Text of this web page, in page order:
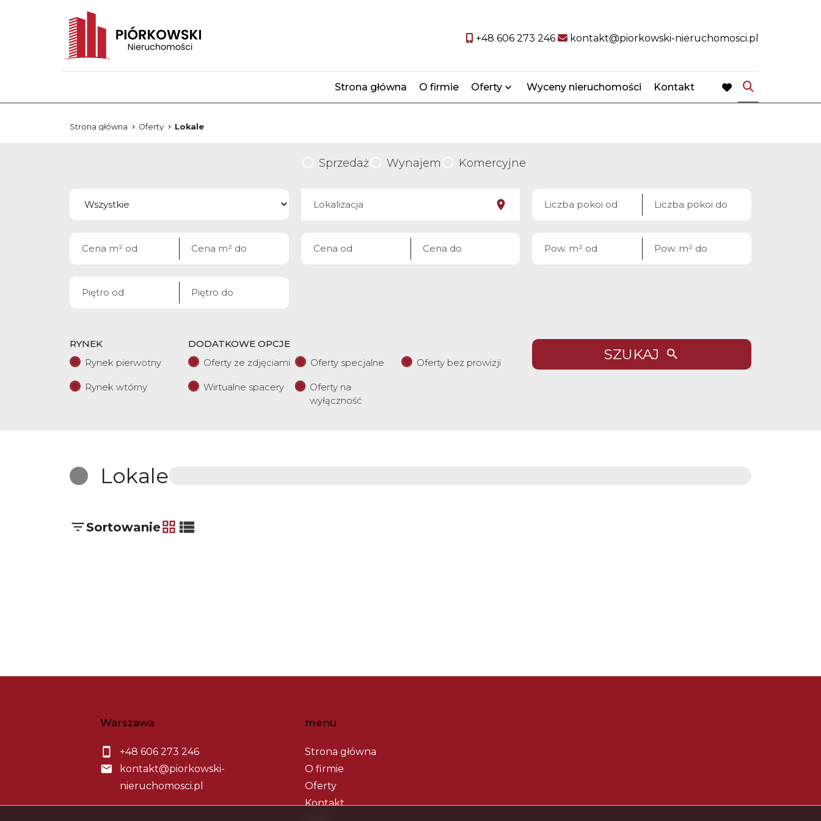
+48 606 273 246 kontakt@piorkowski-nieruchomosci.pl
Strona główna O firmie Oferty Wyceny nieruchomości Kontakt
favorite
Strona główna Oferty Lokale
Sprzedaż Wynajem Komercyjne
RYNEK
Rynek pierwotny
Rynek wtórny
DODATKOWE OPCJE
Oferty ze zdjęciami
Oferty specjalne Oferty bez prowizji
Wirtualne spacery
Oferty na
wyłączność
SZUKAJ
Lokale
Sortowanie
tabela
lista
Warszawa
+48 606 273 246
kontakt@piorkowski-
nieruchomosci.pl
menu
Strona główna
O firmie
Oferty
Kontakt